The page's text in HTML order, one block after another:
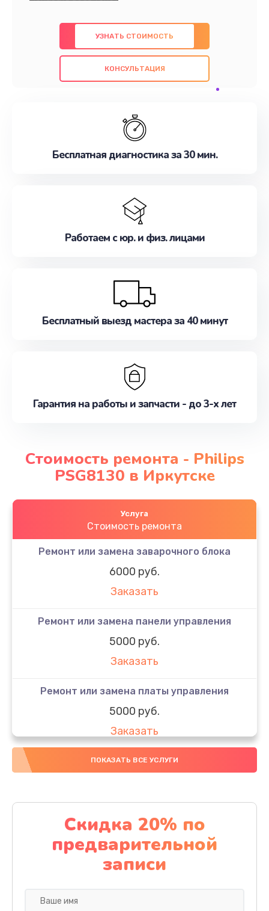
предлагаем быстрый и качественный ремонт с
использованием оригинальных компонентов, а
также гарантируем качество всех
проведенных работ. Наша цель - предоставить
наилучшим образом. Не медлите записаться на
УЗНАТЬ СТОИМОСТЬ
КОНСУЛЬТАЦИЯ
Бесплатная диагностика за 30 мин.
Работаем с юр. и физ. лицами
Бесплатный выезд мастера за 40 минут
Гарантия на работы и запчасти - до 3-х лет
Стоимость ремонта - Philips
PSG8130 в Иркутске
Услуга
Стоимость ремонта
Ремонт или замена заварочного блока
6000 руб.
Заказать
Ремонт или замена панели управления
5000 руб.
Заказать
Ремонт или замена платы управления
5000 руб.
Заказать
Ремонт или замена термоблока
Заказать
Ремонт привода варочного блока
4000 руб.
Заказать
ПОКАЗАТЬ ВСЕ УСЛУГИ
Скидка 20% по
предварительной
записи